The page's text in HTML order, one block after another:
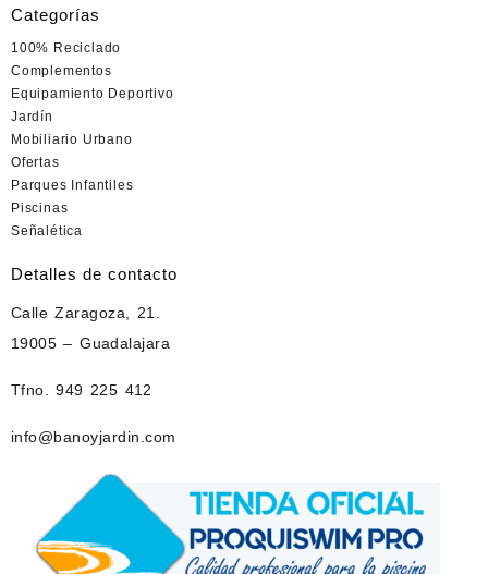
Categorías
100% Reciclado
Complementos
Equipamiento Deportivo
Jardín
Mobiliario Urbano
Ofertas
Parques Infantiles
Piscinas
Señalética
Detalles de contacto
Calle Zaragoza, 21.
19005 – Guadalajara
Tfno. 949 225 412
info@banoyjardin.com